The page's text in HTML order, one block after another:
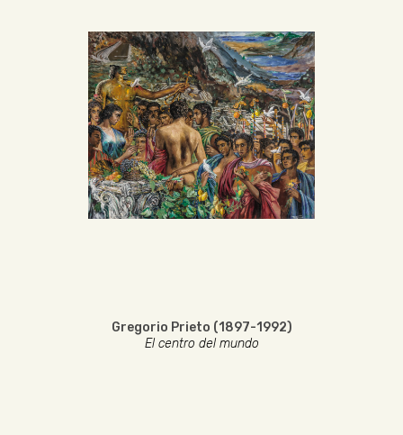
Gregorio Prieto (1897-1992)
El centro del mundo